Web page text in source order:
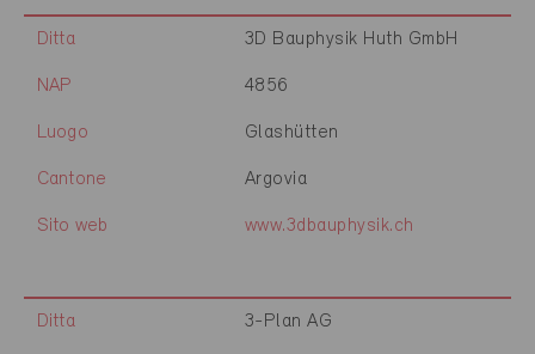
Ditta 3D Bauphysik Huth GmbH
NAP 4856
Luogo Glashütten
Cantone Argovia
Sito web www.3dbauphysik.ch
Ditta 3-Plan AG